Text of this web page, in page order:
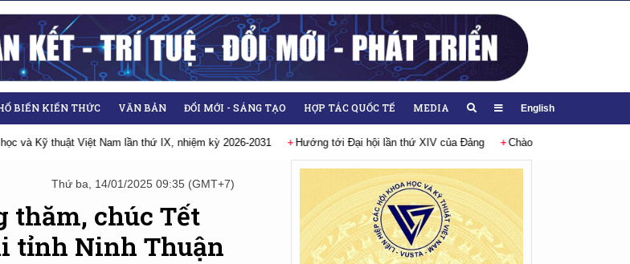
BIẾN KIẾN THỨC VĂN BẢN ĐỔI MỚI - SÁNG TẠO HỢP TÁC QUỐC TẾ MEDIA English
thuật Việt Nam lần thứ IX, nhiệm kỳ 2026-2031 Hướng tới Đại hội lần thứ XIV của Đảng Chào mừng Đại hội đại biểu
Thứ ba, 14/01/2025 09:35 (GMT+7)
thăm, chúc Tết
tỉnh Ninh Thuận